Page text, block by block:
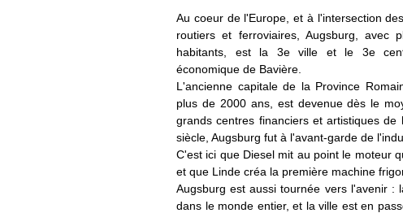
Au coeur de l'Europe, et à l'intersection
routiers et ferroviaires, Augsburg, avec
habitants, est la 3eville et le 3e
économique de Bavière.
L'ancienne capitale de la Province
plus de 2000 ans, est devenue dès le
grands centres financiers et artistiques de
siècle, Augsburg fut à l'avant-garde de
C'est ici que Diesel mit au point le moteur
et que Linde créa la première machine
Augsburg est aussi tournée vers l'avenir :
dans le monde entier, et la ville est en